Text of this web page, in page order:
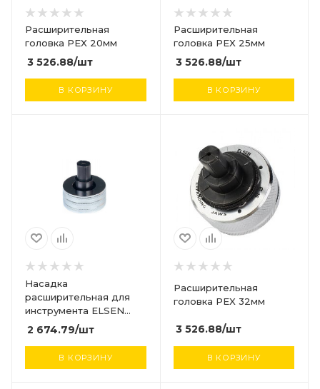
Расширительная
головка PEX 20мм
3 526.88/шт
В КОРЗИНУ
Расширительная
головка PEX 25мм
3 526.88/шт
В КОРЗИНУ
Насадка
расширительная для
инструмента ELSEN
20х2,9 (ст.арт. 20х2,9)
2 674.79/шт
В КОРЗИНУ
Расширительная
головка PEX 32мм
3 526.88/шт
В КОРЗИНУ